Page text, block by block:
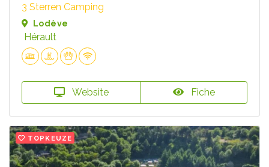
3 Sterren Camping
Lodève
Hérault
Website Fiche
TOPKEUZE